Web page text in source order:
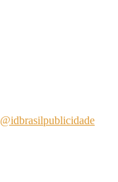
@idbrasilpublicidade